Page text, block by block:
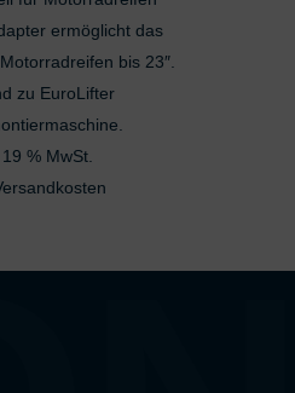
ermöglicht das
bis 23″.
zu EuroLifter
% MwSt.
Features:
genauer Standortdaten
zur Identifikation aktiv abfragen